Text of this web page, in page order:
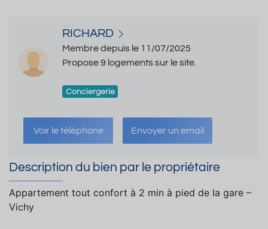
RICHARD
Membre depuis le 11/07/2025
Propose 9 logements sur le site.
Conciergerie
Voir le téléphone Envoyer un email
Description du bien par le propriétaire
Appartement tout confort à 2 min à pied de la gare –
Vichy